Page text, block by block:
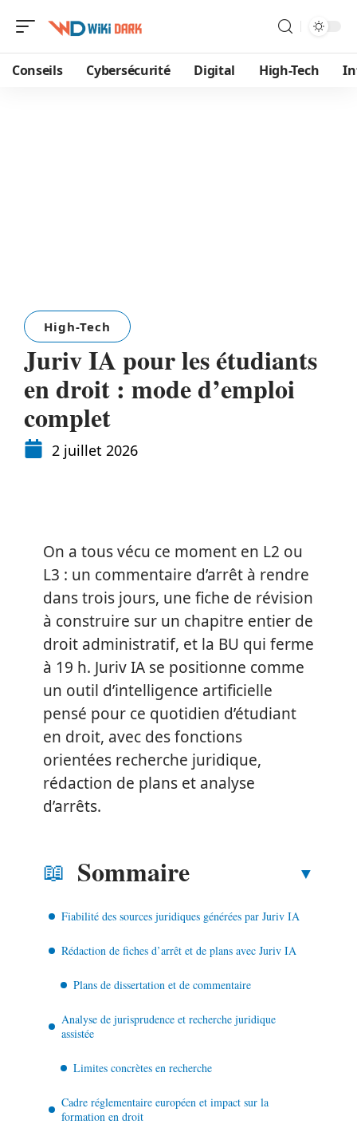
Conseils Cybersécurité Digital High-Tech
High-Tech
Juriv IA pour les étudiants
en droit : mode d’emploi
complet
2 juillet 2026
On a tous vécu ce moment en L2 ou
L3 : un commentaire d’arrêt à rendre
dans trois jours, une fiche de révision
à construire sur un chapitre entier de
droit administratif, et la BU qui ferme
à 19 h. Juriv IA se positionne comme
un outil d’intelligence artificielle
pensé pour ce quotidien d’étudiant
en droit, avec des fonctions
orientées recherche juridique,
rédaction de plans et analyse
d’arrêts.
Sommaire
Fiabilité des sources juridiques générées par Juriv IA
Rédaction de fiches d’arrêt et de plans avec Juriv IA
Plans de dissertation et de commentaire
Analyse de jurisprudence et recherche juridique
assistée
Limites concrètes en recherche
Cadre réglementaire européen et impact sur la
formation en droit